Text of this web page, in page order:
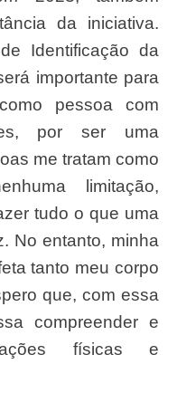
da iniciativa.
Identificação da
importante para
pessoa com
por ser uma
me tratam como
limitação,
tudo o que uma
No entanto, minha
tanto meu corpo
que, com essa
compreender e
físicas e